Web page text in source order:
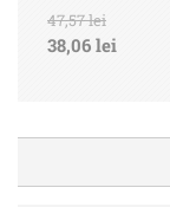
47,57 lei
38,06 lei